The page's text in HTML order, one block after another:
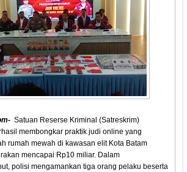
Satuan Reserse Kriminal (Satreskrim)
membongkar praktik judi online yang
rumah mewah di kawasan elit Kota Batam
mencapai Rp10 miliar. Dalam
polisi mengamankan tiga orang pelaku beserta